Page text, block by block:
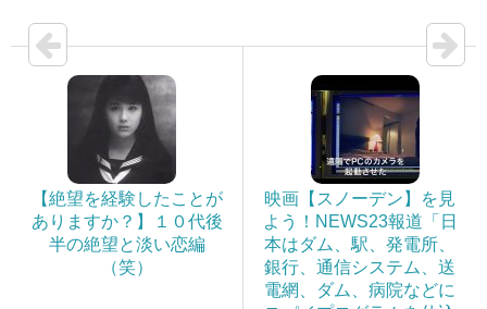
【絶望を経験したことが
ありますか？】１０代後
半の絶望と淡い恋編
（笑）
映画【スノーデン】を見
よう！NEWS23報道「日
本はダム、駅、発電所、
銀行、通信システム、送
電網、ダム、病院などに